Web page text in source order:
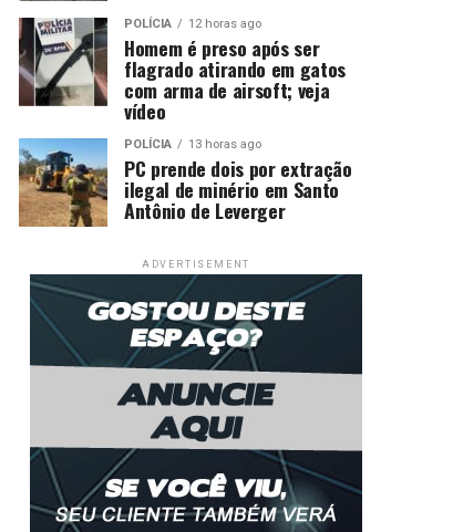
POLÍCIA 12 horas ago
Homem é preso após ser
flagrado atirando em gatos
com arma de airsoft; veja
vídeo
POLÍCIA 13 horas ago
PC prende dois por extração
ilegal de minério em Santo
Antônio de Leverger
ADVERTISEMENT